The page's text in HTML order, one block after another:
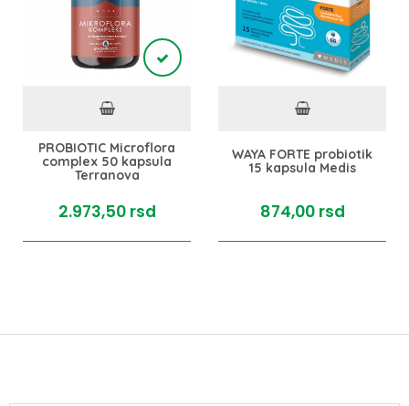
PROBIOTIC Microflora
complex 50 kapsula
Terranova
2.973,50 rsd
WAYA FORTE probiotik
15 kapsula Medis
874,00 rsd